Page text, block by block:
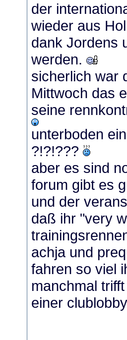
der
wieder aus
dank Jordens
werden.
sicherlich war
Mittwoch das
seine
unterboden
?!?!???
aber es sind
forum gibt es
und der
daß ihr "very
achja und
fahren so viel
manchmal
einer